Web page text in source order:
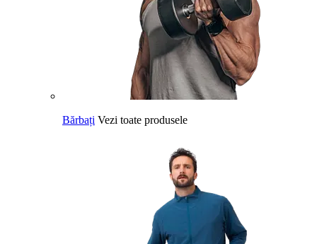
Bărbați Vezi toate produsele